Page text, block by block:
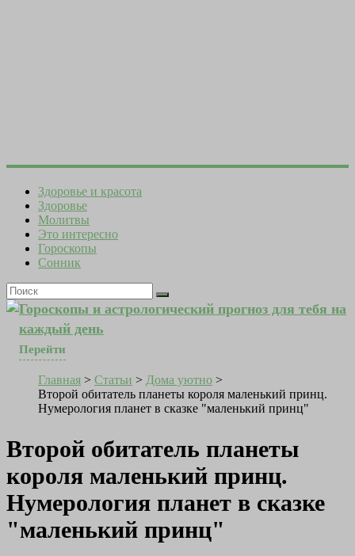
Здоровье и красота
Здоровье
Молитвы
Это интересно
Гороскопы
Сонник
Гороскопы и астрологический прогноз для тебя на
каждый день
Перейти
Главная > Статьи > Дома уютно >
Второй обитатель планеты короля маленький принц.
Нумерология планет в сказке "маленький принц"
Второй обитатель планеты
короля маленький принц.
Нумерология планет в сказке
"маленький принц"